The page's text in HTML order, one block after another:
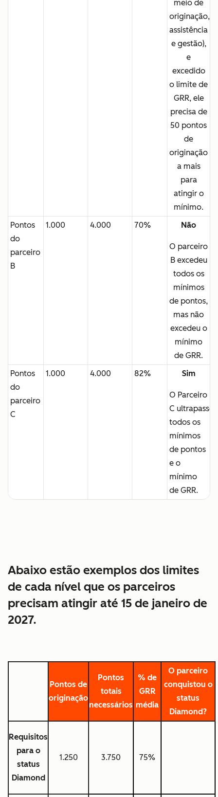
meio de
originação,
assistência
e gestão),
e
excedido
o limite de
GRR, ele
precisa de
50 pontos
de
originação
a mais
para
atingir o
mínimo.
Pontos
do
parceiro
B
1.000 4.000 70% Não
O parceiro
B excedeu
todos os
mínimos
de pontos,
mas não
excedeu o
mínimo
de GRR.
Pontos
do
parceiro
C
1.000 4.000 82% Sim
O Parceiro
C ultrapassou
todos os
mínimos
de pontos
e o
mínimo
de GRR.
Abaixo estão exemplos dos limites
de cada nível que os parceiros
precisam atingir até 15 de janeiro de
2027.
Pontos de
originação
Pontos
totais
necessários
% de
GRR
média
O parceiro
conquistou o
status
Diamond?
Requisitos
para o
status
Diamond
1.250 3.750 75%